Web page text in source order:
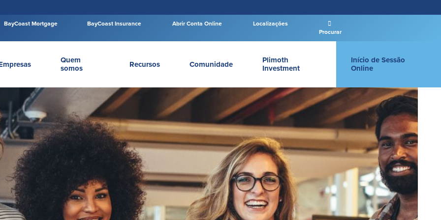
BayCoast Mortgage BayCoast Insurance Abrir Conta Online
Localizações
Procurar
Quem
somos
Recursos Comunidade
Plimoth
Investment
Início de Sessão
Online
Login Empresas
LOGIN PARTICULAR
Log In
Novo Usuário |Esqueceu a senha
– OR –